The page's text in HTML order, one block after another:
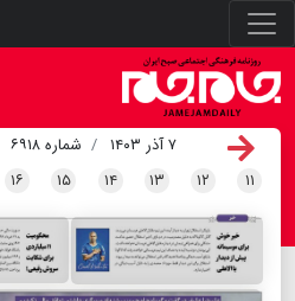
۷ آذر ۱۴۰۳ شماره ۶۹۱۸
۱۱ ۱۲ ۱۳ ۱۴ ۱۵ ۱۶